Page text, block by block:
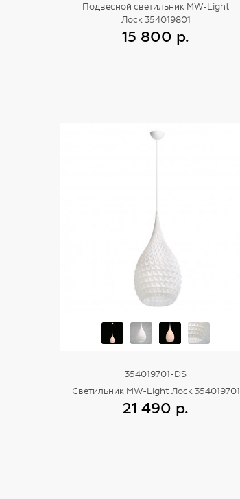
Подвесной светильник MW-Light
Лоск 354019801
15 800 р.
354019701-DS
Светильник MW-Light Лоск 354019701
21 490 р.